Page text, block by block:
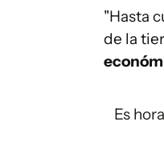
"Hasta
de la
Es